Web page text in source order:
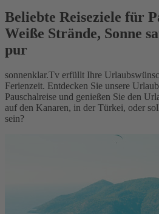
Beliebte Reiseziele für
Weiße Strände, Sonne
pur
sonnenklar.Tv erfüllt Ihre
Ferienzeit. Entdecken Sie unsere
Pauschalreise und genießen Sie den
auf den Kanaren, in der Türkei, oder
sein?